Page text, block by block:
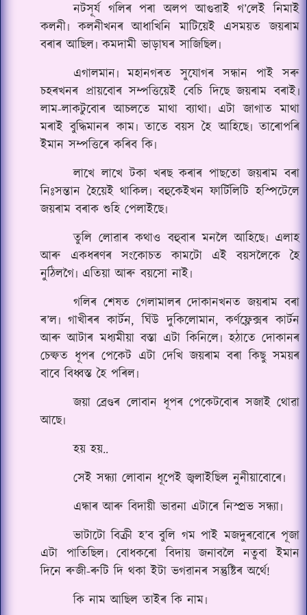
নটসূৰ্য গলিৰ পৰা অলপ আগুৱাই গ’লেই নিমাই
কলনী৷ কলনীখনৰ আধাখিনি মাটিয়েই এসময়ত জয়ৰাম
বৰাৰ আছিল৷ কমদামী ভাড়াঘৰ সাজিছিল৷
এগালমান৷ মহানগৰত সুযোগৰ সন্ধান পাই সৰু
চহৰখনৰ প্ৰায়বোৰ সম্পত্তিয়েই বেচি দিছে জয়ৰাম বৰাই৷
লাম-লাকটুবোৰ আচলতে মাথা ব্যাথা৷ এটা জাগাত মাথা
মৰাই বুদ্ধিমানৰ কাম৷ তাতে বয়স হৈ আহিছে৷ তাৰোপৰি
ইমান সম্পত্তিৰে কৰিব কি৷
লাখে লাখে টকা খৰছ কৰাৰ পাছতো জয়ৰাম বৰা
নিঃসন্তান হৈয়েই থাকিল৷ বহুকেইখন ফাৰ্টিলিটি হস্পিটেলে
জয়ৰাম বৰাক শুহি পেলাইছে৷
তুলি লোৱাৰ কথাও বহুবাৰ মনলৈ আহিছে৷ এলাহ
আৰু একধৰণৰ সংকোচত কামটো এই বয়সলৈকে হৈ
নুঠিলগৈ৷ এতিয়া আৰু বয়সো নাই৷
গলিৰ শেষত গেলামালৰ দোকানখনত জয়ৰাম বৰা
ৰ’ল৷ গাখীৰৰ কাৰ্টন, ঘিঁউ দুকিলোমান, কৰ্ণফ্লেক্সৰ কাৰ্টন
আৰু আটাৰ মধ্যমীয়া বস্তা এটা কিনিলে৷ হঠাতে দোকানৰ
চেল্ফত ধূপৰ পেকেট এটা দেখি জয়ৰাম বৰা কিছু সময়ৰ
বাবে বিধ্বস্ত হৈ পৰিল৷
জয়া ব্ৰেণ্ডৰ লোবান ধূপৰ পেকেটবোৰ সজাই থোৱা
আছে৷
হয় হয়..
সেই সন্ধ্যা লোবান ধূপেই জ্বলাইছিল নুনীয়াবোৰে৷
এন্ধাৰ আৰু বিদায়ী ভাৱনা এটাৰে নিস্প্ৰভ সন্ধ্যা৷
ভাটাটো বিক্ৰী হ’ব বুলি গম পাই মজদুৰবোৰে পূজা
এটা পাতিছিল৷ বোধকৰো বিদায় জনাবলৈ নতুবা ইমান
দিনে ৰুজী-ৰুটি দি থকা ইটা ভগৱানৰ সন্তুষ্টিৰ অৰ্থে!
কি নাম আছিল তাইৰ কি নাম৷